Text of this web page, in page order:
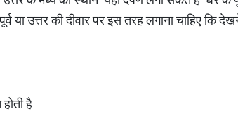
या उत्तर की दीवार पर इस तरह लगाना चाहिए कि
है.